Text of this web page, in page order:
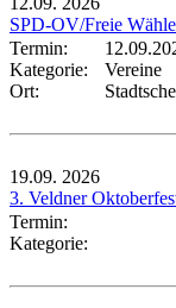
SPD-OV/Freie
Termin:
Kategorie:
Vereine
Ort:
19.09. 2026
3. Veldner
Termin:
Kategorie: